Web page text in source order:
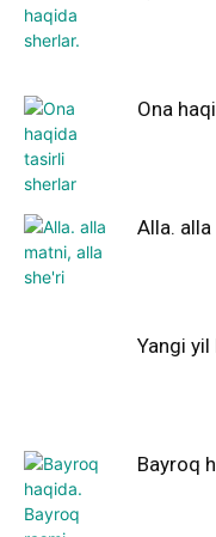
Ona
Alla. alla
Yangi
Bayroq